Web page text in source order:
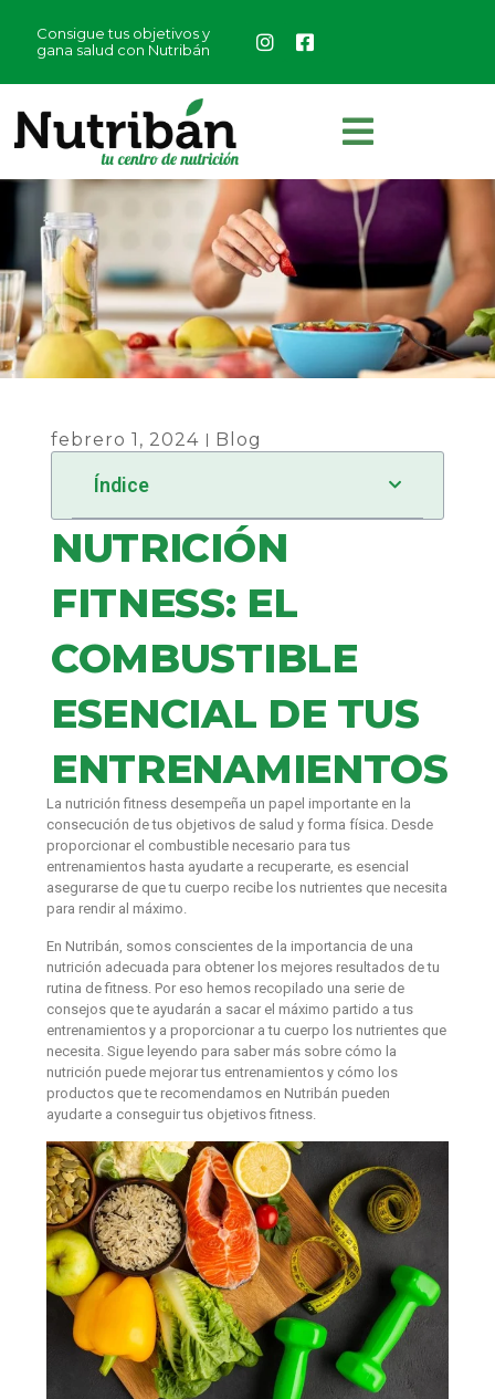
Consigue tus objetivos y
gana salud con Nutribán
febrero 1, 2024 Blog
Índice
NUTRICIÓN
FITNESS: EL
COMBUSTIBLE
ESENCIAL DE TUS
ENTRENAMIENTOS
La nutrición fitness desempeña un papel importante en la
consecución de tus objetivos de salud y forma física. Desde
proporcionar el combustible necesario para tus
entrenamientos hasta ayudarte a recuperarte, es esencial
asegurarse de que tu cuerpo recibe los nutrientes que necesita
para rendir al máximo.
En Nutribán, somos conscientes de la importancia de una
nutrición adecuada para obtener los mejores resultados de tu
rutina de fitness. Por eso hemos recopilado una serie de
consejos que te ayudarán a sacar el máximo partido a tus
entrenamientos y a proporcionar a tu cuerpo los nutrientes que
necesita. Sigue leyendo para saber más sobre cómo la
nutrición puede mejorar tus entrenamientos y cómo los
productos que te recomendamos en Nutribán pueden
ayudarte a conseguir tus objetivos fitness.